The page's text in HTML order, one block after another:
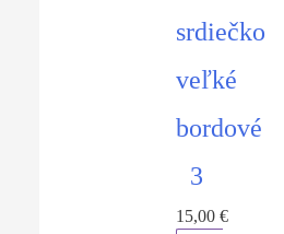
srdiečko
veľké
bordové
3
15,00 €